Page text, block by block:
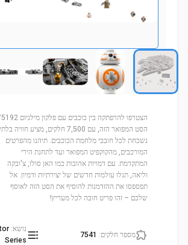
הסט המפואר הזה, עם 7,500 חלקים, מציע חוויה בלתי
נשכחת לכל חובבי מלחמת הכוכבים. תיהנו מהפרטים
המורכבים, מהקוקפיט המפואר ועד לתחנת הירי
המתקדמת. עם דמויות אהובות כמו האן סולו, צ'ובקה
וליאה, תגלו עולמות חדשים של יצירתיות ודמיון. אל
תפספסו את ההזדמנות להוסיף את הסט הזה לאוסף
שלכם – זהו פריט חובה לכל מעריץ!
מספר חלקים:
7541
נושא:
Series